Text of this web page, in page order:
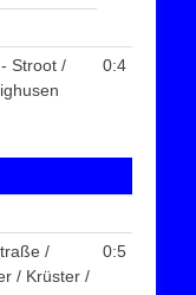
Stroot /
0:4
/
/ Krüster /
0:5